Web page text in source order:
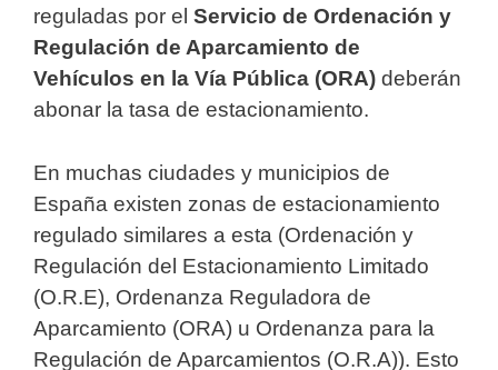
reguladas por el Servicio de Ordenación y
Regulación de Aparcamiento de
Vehículos en la Vía Pública (ORA) deberán
abonar la tasa de estacionamiento.
En muchas ciudades y municipios de
España existen zonas de estacionamiento
regulado similares a esta (Ordenación y
Regulación del Estacionamiento Limitado
(O.R.E), Ordenanza Reguladora de
Aparcamiento (ORA) u Ordenanza para la
Regulación de Aparcamientos (O.R.A)). Esto